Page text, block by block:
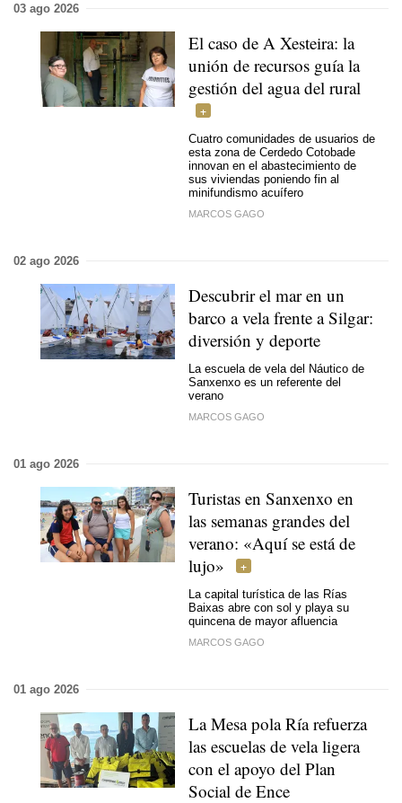
03 ago 2026
El caso de A Xesteira: la
unión de recursos guía la
gestión del agua del rural
Cuatro comunidades de usuarios de
esta zona de Cerdedo Cotobade
innovan en el abastecimiento de
sus viviendas poniendo fin al
minifundismo acuífero
MARCOS GAGO
02 ago 2026
Descubrir el mar en un
barco a vela frente a Silgar:
diversión y deporte
La escuela de vela del Náutico de
Sanxenxo es un referente del
verano
MARCOS GAGO
01 ago 2026
Turistas en Sanxenxo en
las semanas grandes del
verano: «Aquí se está de
lujo»
La capital turística de las Rías
Baixas abre con sol y playa su
quincena de mayor afluencia
MARCOS GAGO
01 ago 2026
La Mesa pola Ría refuerza
las escuelas de vela ligera
con el apoyo del Plan
Social de Ence